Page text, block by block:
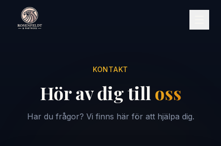
KONTAKT
Hör av dig till oss
Har du frågor? Vi finns här för att hjälpa dig.